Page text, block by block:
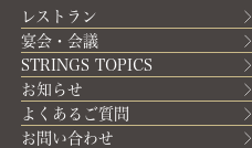
レストラン
宴会・会議
STRINGS TOPICS
お知らせ
よくあるご質問
お問い合わせ